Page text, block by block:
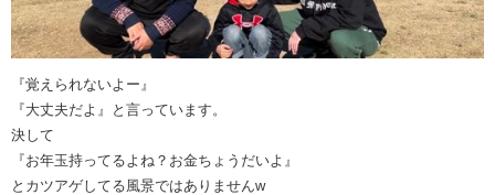
『覚えられないよー』
『大丈夫だよ』と言っています。
決して
『お年玉持ってるよね？お金ちょうだいよ』
とカツアゲしてる風景ではありませんw